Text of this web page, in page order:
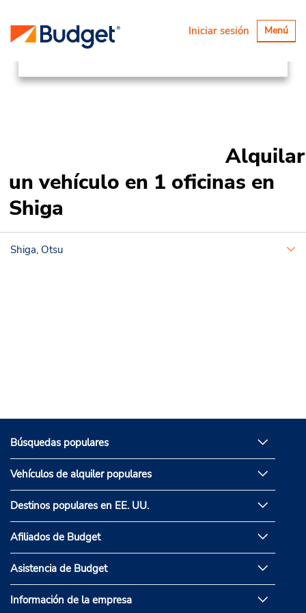
Alternar
Menú
Iniciar sesión
Ubicaciones Asia Pacific
Japan
Shiga
Alquilar
un vehículo en 1 oficinas en
Shiga
Shiga, Otsu
Búsquedas populares
Vehículos de alquiler populares
Destinos populares en EE. UU.
Afiliados de Budget
Asistencia de Budget
Información de la empresa